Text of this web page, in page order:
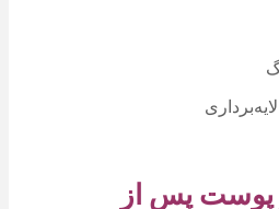
پوست پس از